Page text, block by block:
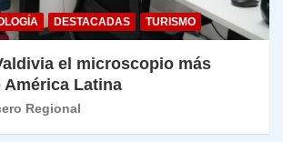
DESTACADAS TURISMO
el microscopio más
América Latina
Regional